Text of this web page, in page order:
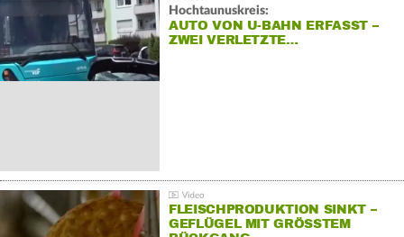
Hochtaunuskreis:
AUTO VON U-BAHN ERFASST –
ZWEI VERLETZTE…
FLEISCHPRODUKTION SINKT –
GEFLÜGEL MIT GRÖSSTEM R